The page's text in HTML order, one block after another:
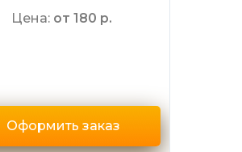
Цена: от 180 р.
Оформить заказ